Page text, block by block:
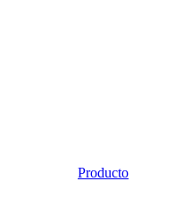
Producto